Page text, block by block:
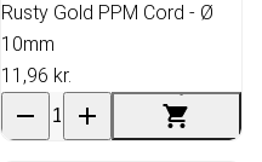
Rusty Gold PPM Cord - Ø
10mm
11,96 kr.